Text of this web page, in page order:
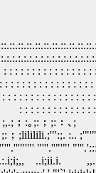
: : : : : : : : :
: : : : : : : :
: : : : : : : :
: : : : : : :
；:｡;:；;:：､
；;lililili.;'":;. :..
"'''.''"'"'